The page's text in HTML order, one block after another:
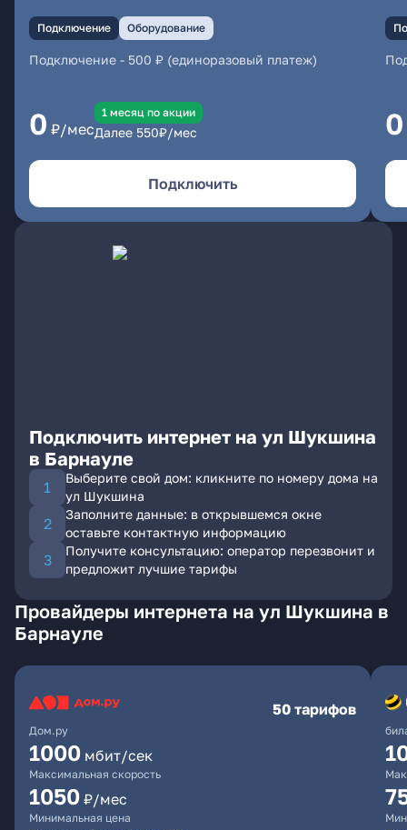
Подключение Оборудование
Подключение - 500 ₽ (единоразовый платеж)
0 ₽/мес
1 месяц по акции
Далее 550₽/мес
Подключить
0
Подключить интернет на ул Шукшина
в Барнауле
Выберите свой дом: кликните по номеру дома на
ул Шукшина
Заполните данные: в открывшемся окне
оставьте контактную информацию
Получите консультацию: оператор перезвонит и
предложит лучшие тарифы
Провайдеры интернета на ул Шукшина в
Барнауле
Дом.ру
50 тарифов
1000 мбит/сек
Максимальная скорость
1050 ₽/мес
Минимальная цена